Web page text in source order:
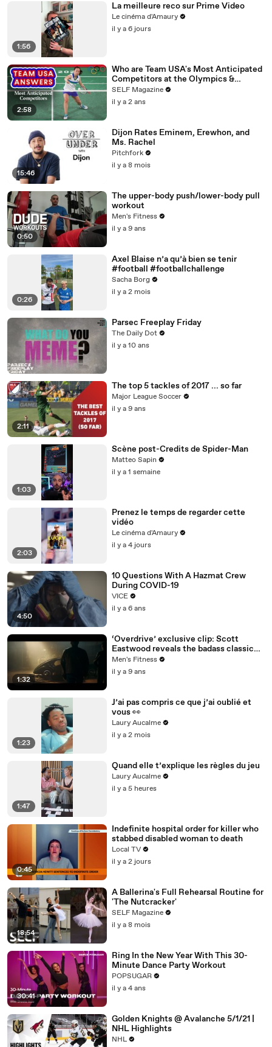
1:56
La meilleure reco sur Prime Video
Le cinéma d'Amaury
il y a 6 jours
2:58
Who are Team USA's Most Anticipated
Competitors at the Olympics &
Paralympics
SELF Magazine
il y a 2 ans
15:46
Dijon Rates Eminem, Erewhon, and
Ms. Rachel
Pitchfork
il y a 8 mois
0:50
The upper-body push/lower-body pull
workout
Men's Fitness
il y a 9 ans
0:26
Axel Blaise n’a qu’à bien se tenir
#football #footballchallenge
Sacha Borg
il y a 2 mois
Parsec Freeplay Friday
The Daily Dot
il y a 10 ans
2:11
The top 5 tackles of 2017 ... so far
Major League Soccer
il y a 9 ans
1:03
Scène post-Credits de Spider-Man
Matteo Sapin
il y a 1 semaine
2:03
Prenez le temps de regarder cette
vidéo
Le cinéma d'Amaury
il y a 4 jours
4:50
10 Questions With A Hazmat Crew
During COVID-19
VICE
il y a 6 ans
1:32
‘Overdrive’ exclusive clip: Scott
Eastwood reveals the badass classic
car everyone wants to steal
Men's Fitness
il y a 9 ans
1:23
J’ai pas compris ce que j’ai oublié et
vous 👀
Laury Aucalme
il y a 2 mois
1:47
Quand elle t’explique les règles du jeu
Laury Aucalme
il y a 5 heures
0:45
Indefinite hospital order for killer who
stabbed disabled woman to death
Local TV
il y a 2 jours
18:54
A Ballerina's Full Rehearsal Routine for
'The Nutcracker'
SELF Magazine
il y a 8 mois
30:41
Ring In the New Year With This 30-
Minute Dance Party Workout
POPSUGAR
il y a 4 ans
Golden Knights @ Avalanche 5/1/21 |
NHL Highlights
NHL